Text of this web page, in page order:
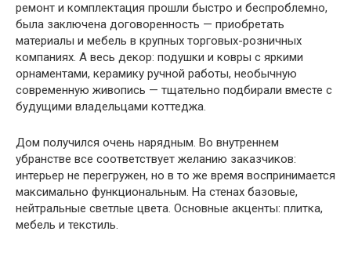
ремонт и комплектация прошли быстро и беспроблемно,
была заключена договоренность — приобретать
материалы и мебель в крупных торговых-розничных
компаниях. А весь декор: подушки и ковры с яркими
орнаментами, керамику ручной работы, необычную
современную живопись — тщательно подбирали вместе с
будущими владельцами коттеджа.
Дом получился очень нарядным. Во внутреннем
убранстве все соответствует желанию заказчиков:
интерьер не перегружен, но в то же время воспринимается
максимально функциональным. На стенах базовые,
нейтральные светлые цвета. Основные акценты: плитка,
мебель и текстиль.